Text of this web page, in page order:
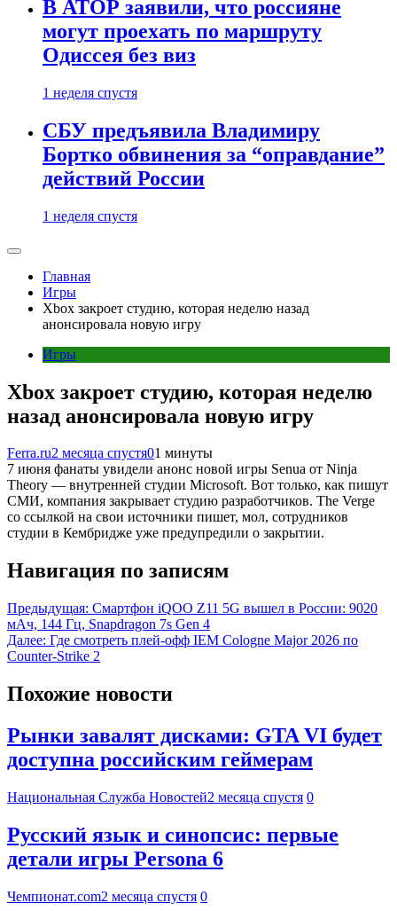
В АТОР заявили, что россияне
могут проехать по маршруту
Одиссея без виз
1 неделя спустя
СБУ предъявила Владимиру
Бортко обвинения за “оправдание”
действий России
1 неделя спустя
Главная
Игры
Xbox закроет студию, которая неделю назад
анонсировала новую игру
Игры
Xbox закроет студию, которая неделю
назад анонсировала новую игру
Ferra.ru2 месяца спустя01 минуты
7 июня фанаты увидели анонс новой игры Senua от Ninja
Theory — внутренней студии Microsoft. Вот только, как пишут
СМИ, компания закрывает студию разработчиков. The Verge
со ссылкой на свои источники пишет, мол, сотрудников
студии в Кембридже уже предупредили о закрытии.
Навигация по записям
Предыдущая: Смартфон iQOO Z11 5G вышел в России: 9020
мАч, 144 Гц, Snapdragon 7s Gen 4
Далее: Где смотреть плей-офф IEM Cologne Major 2026 по
Counter-Strike 2
Похожие новости
Рынки завалят дисками: GTA VI будет
доступна российским геймерам
Национальная Служба Новостей2 месяца спустя 0
Русский язык и синопсис: первые
детали игры Persona 6
Чемпионат.com2 месяца спустя 0